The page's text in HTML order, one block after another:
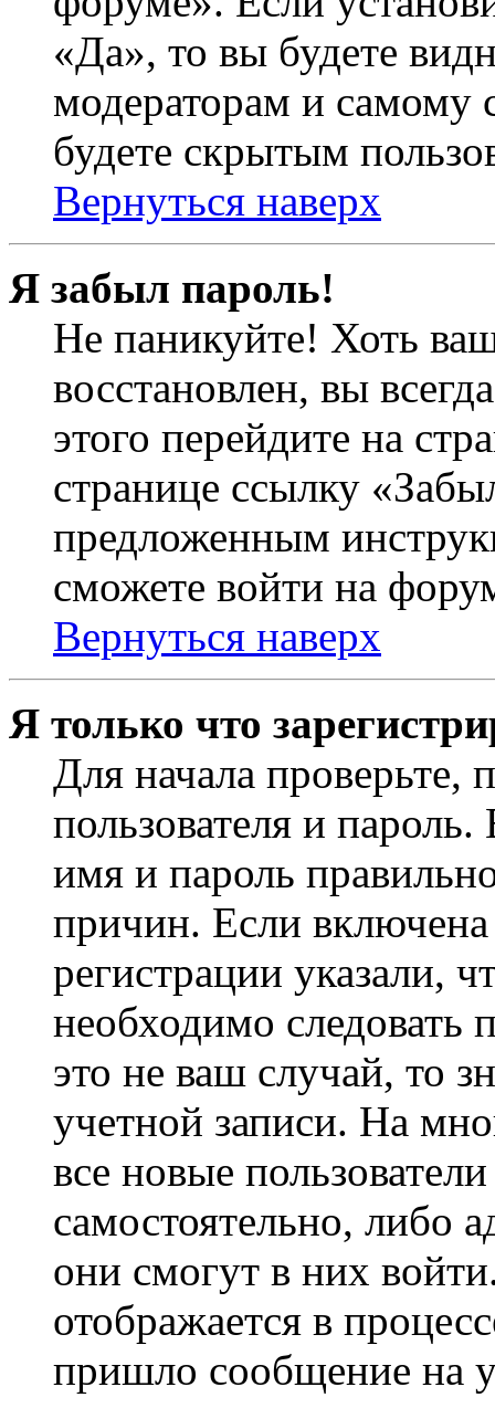
«Да», то вы будете
модераторам и самому
будете скрытым
Вернуться наверх
Я забыл пароль!
Не паникуйте! Хоть
восстановлен, вы
этого перейдите на
странице ссылку
предложенным
сможете войти на
Вернуться наверх
Я только что
Для начала проверьте,
пользователя и
имя и пароль
причин. Если
регистрации указали,
необходимо
это не ваш случай, то
учетной записи. На
все новые
самостоятельно, либо
они смогут в них
отображается в
пришло сообщение на